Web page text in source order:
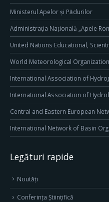
Ministerul Apelor și Pădurilor
Administrația Națională „Apele
United Nations Educational,
World Meteorological Organization
International Association of
International Association of
Central and Eastern European
International Network of Basin
Legături rapide
Noutăți
Conferința Științifică